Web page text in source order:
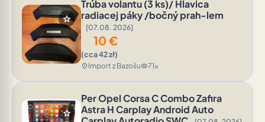
star
Trúba volantu (3 ks)/ Hlavica
radiacej páky /bočný prah-lem
[07.08. 2026]
10 €
(cca 42 zł)
location_on Import z Bazošuvisibility71x
star
Per Opel Corsa C Combo Zafira
Astra H Carplay Android Auto